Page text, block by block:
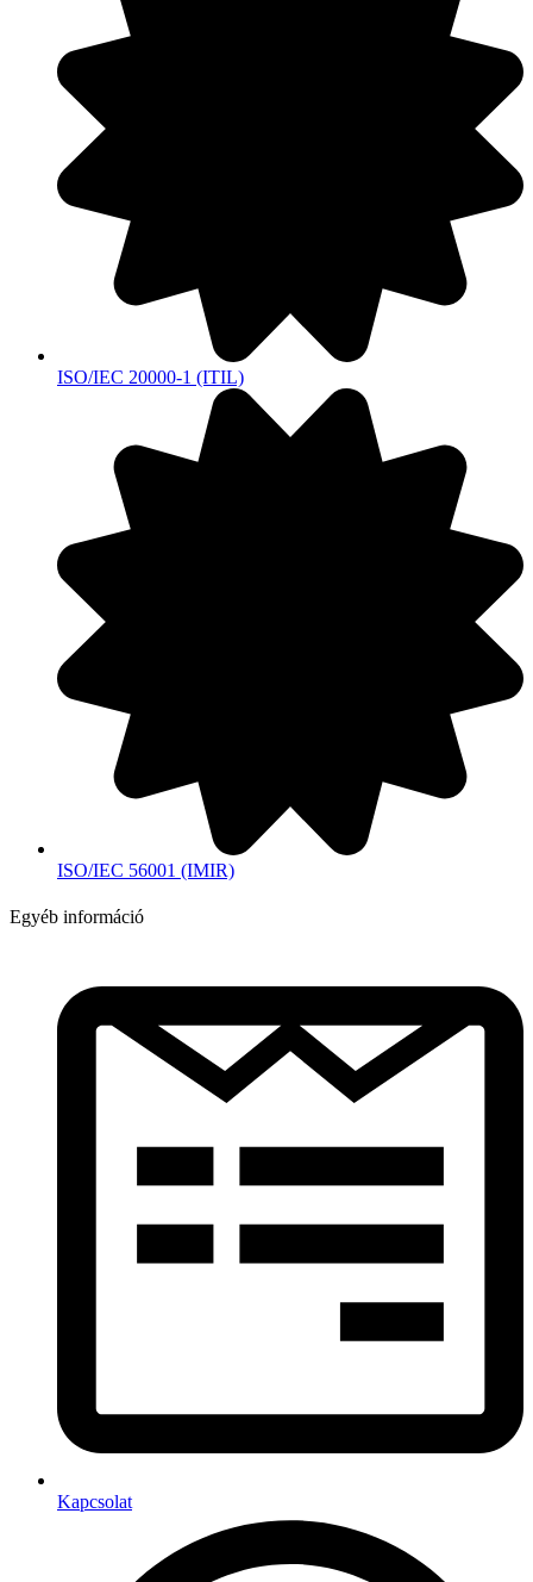
ISO/IEC 20000-1 (ITIL)
ISO/IEC 56001 (IMIR)
Egyéb információ
Kapcsolat